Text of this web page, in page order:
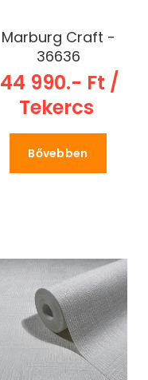
Marburg Craft -
36636
44 990.- Ft /
Tekercs
Bővebben